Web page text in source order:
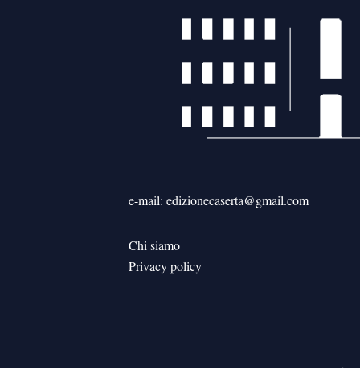
e-mail: edizionecaserta@gmail.com
Chi siamo
Privacy policy